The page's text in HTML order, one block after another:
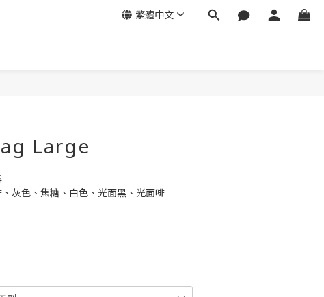
繁體中文
Large
灰色、焦糖、白色、光面黑、光面啡